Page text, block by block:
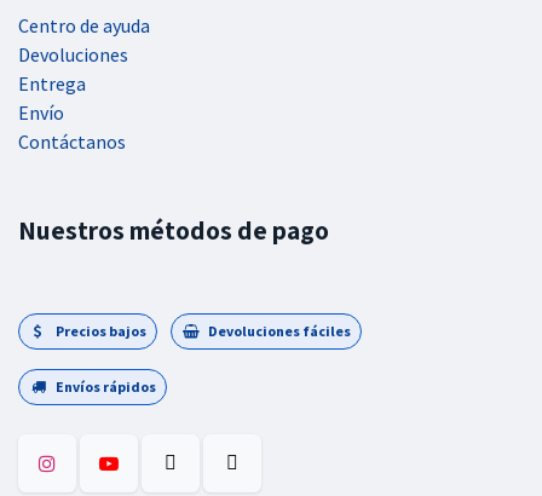
Centro de ayuda
Devoluciones
Entrega
Envío
Contáctanos
Nuestros métodos de pago
Precios bajos Devoluciones fáciles
Envíos rápidos